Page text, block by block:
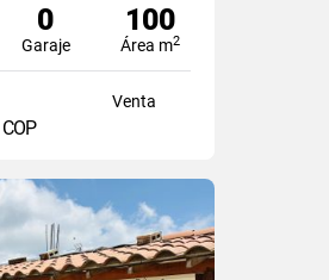
0
Garaje
100
Área m2
Venta
COP